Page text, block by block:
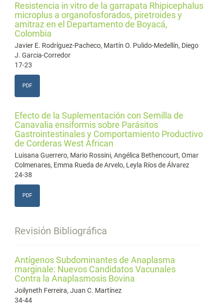
Resistencia in vitro de la garrapata Rhipicephalus
microplus a organofosforados, piretroides y
amitraz en el Departamento de Boyacá,
Colombia
Javier E. Rodríguez-Pacheco, Martín O. Pulido-Medellín, Diego
J. Garcia-Corredor
17-23
PDF
Efecto de la Suplementación con Semilla de
Canavalia ensiformis sobre Parásitos
Gastrointestinales y Comportamiento Productivo
de Corderas West African
Luisana Guerrero, Mario Rossini, Angélica Bethencourt, Omar
Colmenares, Emma Rueda de Arvelo, Leyla Ríos de Álvarez
24-38
PDF
Revisión Bibliográfica
Antígenos Subdominantes de Anaplasma
marginale: Nuevos Candidatos Vacunales
Contra la Anaplasmosis Bovina
Joilyneth Ferreira, Juan C. Martínez
34-44